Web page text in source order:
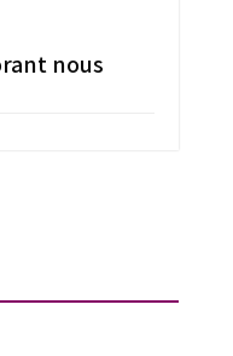
nous